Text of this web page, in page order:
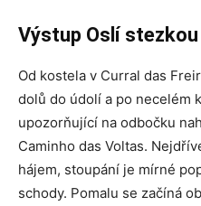
Výstup Oslí stezkou
Od kostela v Curral das
dolů do údolí a po necelém
upozorňující na odbočku
Caminho das Voltas.
hájem, stoupání je mírné
schody. Pomalu se začíná